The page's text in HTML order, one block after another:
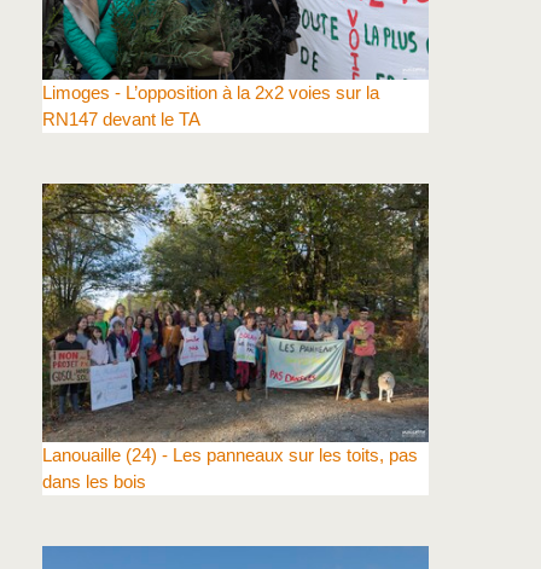
Limoges - L’opposition à la 2x2 voies sur la
RN147 devant le TA
Lanouaille (24) - Les panneaux sur les toits, pas
dans les bois